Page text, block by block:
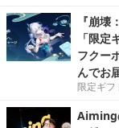
『崩
「限
フクー
んでお
限定ギフ
Aiming